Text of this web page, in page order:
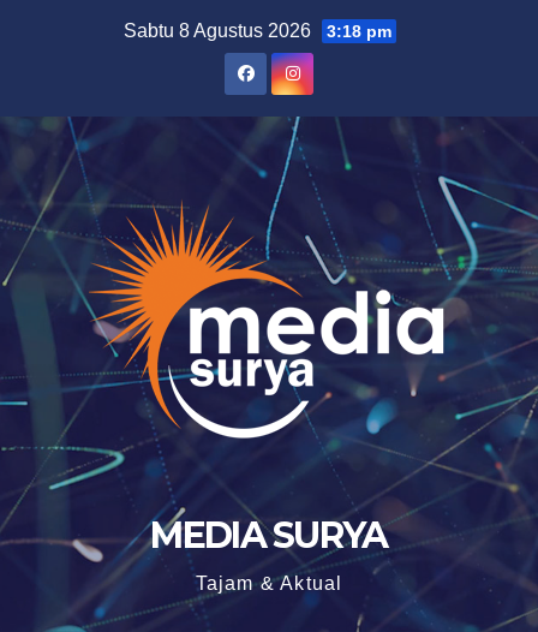
Sabtu 8 Agustus 2026 3:18 pm
MEDIA SURYA
Tajam & Aktual